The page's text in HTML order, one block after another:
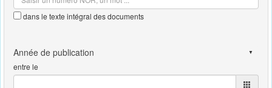
dans le texte intégral des documents
entre le